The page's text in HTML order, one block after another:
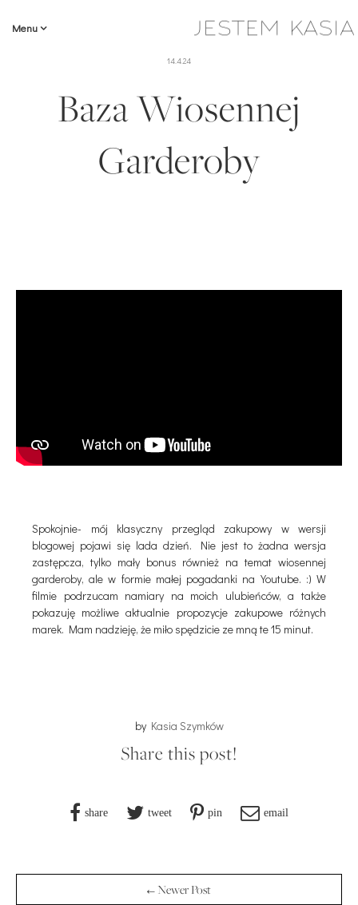
Menu
14.4.24
Baza Wiosennej
Garderoby
Spokojnie- mój klasyczny przegląd zakupowy w wersji
blogowej pojawi się lada dzień. Nie jest to żadna wersja
zastępcza, tylko mały bonus również na temat wiosennej
garderoby, ale w formie małej pogadanki na Youtube. :) W
filmie podrzucam namiary na moich ulubieńców, a także
pokazuję możliwe aktualnie propozycje zakupowe różnych
marek. Mam nadzieję, że miło spędzicie ze mną te 15 minut.
by Kasia Szymków
Share this post!
share tweet pin email
← Newer Post